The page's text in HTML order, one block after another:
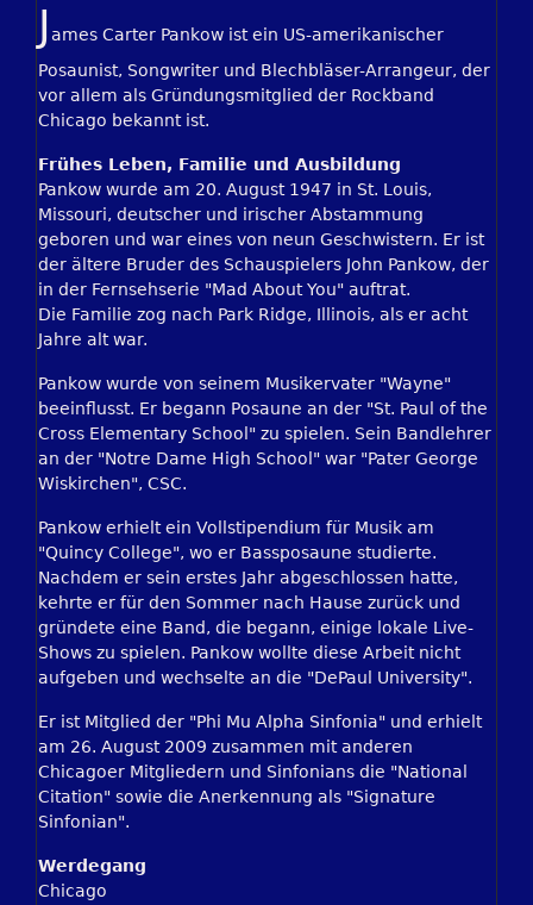
J ames Carter Pankow ist ein US-amerikanischer
Posaunist, Songwriter und Blechbläser-Arrangeur, der
vor allem als Gründungsmitglied der Rockband
Chicago bekannt ist.
Frühes Leben, Familie und Ausbildung
Pankow wurde am 20. August 1947 in St. Louis,
Missouri, deutscher und irischer Abstammung
geboren und war eines von neun Geschwistern. Er ist
der ältere Bruder des Schauspielers John Pankow, der
in der Fernsehserie "Mad About You" auftrat.
Die Familie zog nach Park Ridge, Illinois, als er acht
Jahre alt war.
Pankow wurde von seinem Musikervater "Wayne"
beeinflusst. Er begann Posaune an der "St. Paul of the
Cross Elementary School" zu spielen. Sein Bandlehrer
an der "Notre Dame High School" war "Pater George
Wiskirchen", CSC.
Pankow erhielt ein Vollstipendium für Musik am
"Quincy College", wo er Bassposaune studierte.
Nachdem er sein erstes Jahr abgeschlossen hatte,
kehrte er für den Sommer nach Hause zurück und
gründete eine Band, die begann, einige lokale Live-
Shows zu spielen. Pankow wollte diese Arbeit nicht
aufgeben und wechselte an die "DePaul University".
Er ist Mitglied der "Phi Mu Alpha Sinfonia" und erhielt
am 26. August 2009 zusammen mit anderen
Chicagoer Mitgliedern und Sinfonians die "National
Citation" sowie die Anerkennung als "Signature
Sinfonian".
Werdegang
Chicago